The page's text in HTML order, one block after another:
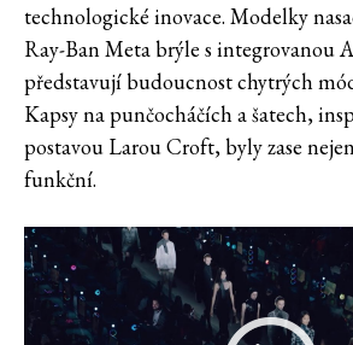
technologické inovace. Modelky
Ray-Ban Meta brýle s integrovanou
představují budoucnost chytrých
Kapsy na punčocháčích a šatech,
postavou Larou Croft, byly zase
funkční.